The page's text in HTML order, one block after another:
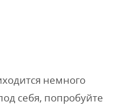
немного
себя, попробуйте